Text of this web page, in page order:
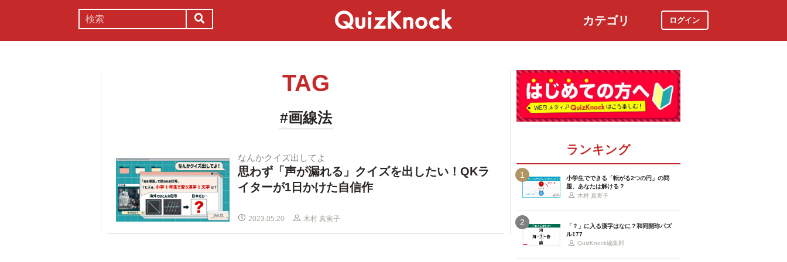
カテゴリ ログイン
TAG
#画線法
なんかクイズ出してよ
思わず「声が漏れる」クイズを出したい！QKラ
イターが1日かけた自信作
2023.05.20 木村 真実子
ランキング
1
小学生でできる「転がる2つの円」の問
題、あなたは解ける？
木村 真実子
2
「？」に入る漢字はなに？和同開珎パズ
ル177
QuizKnock編集部